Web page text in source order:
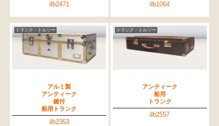
ilb2471 ilb1064
トランク・トルソー
アルミ製
アンティーク
鍵付
船用トランク
ilb2353
トランク・トルソー
アンティーク
船用
トランク
ilb2557